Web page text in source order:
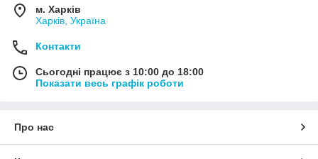
м. Харків
Харків, Україна
Контакти
Сьогодні працює з 10:00 до 18:00
Показати весь графік роботи
Про нас